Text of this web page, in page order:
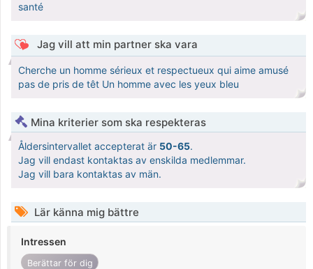
santé
Jag vill att min partner ska vara
Cherche un homme sérieux et respectueux qui aime amusé
pas de pris de têt Un homme avec les yeux bleu
Mina kriterier som ska respekteras
Åldersintervallet accepterat är 50-65.
Jag vill endast kontaktas av enskilda medlemmar.
Jag vill bara kontaktas av män.
Lär känna mig bättre
Intressen
Berättar för dig